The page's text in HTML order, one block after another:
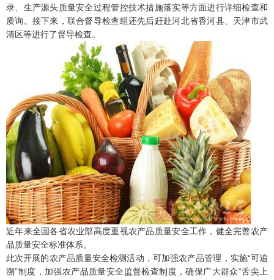
录、生产源头质量安全过程管控技术措施落实等方面进行详细检查和
质询。接下来，联合督导检查组还先后赶赴河北省香河县、天津市武
清区等进行了督导检查。
近年来全国各省农业部高度重视农产品质量安全工作，健全完善农产
品质量安全标准体系。
此次开展的农产品质量安全检测活动，可加强农产品管理，实施“可追
溯”制度，加强农产品质量安全监督检查制度，确保广大群众“舌尖上